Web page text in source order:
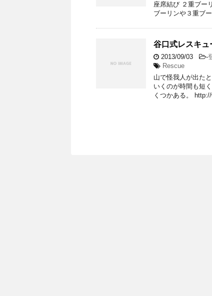
座席結び ２重ブー
ブーリンや３重ブ
谷口式レスキュ
2013/09/03 -
Rescue
山で怪我人が出た
いくのが時間も短
くつかある。